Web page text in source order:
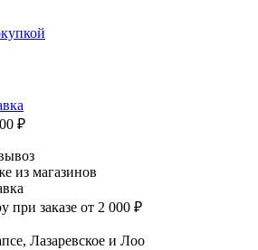
₽
из магазинов
при заказе от 2 000 ₽
Лазаревское и Лоо